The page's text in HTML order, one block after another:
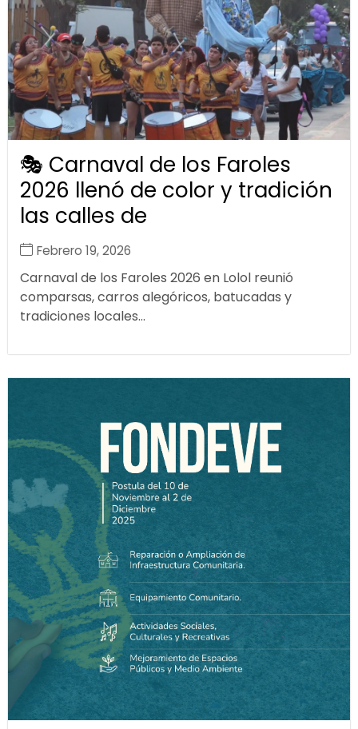
🎭 Carnaval de los Faroles
2026 llenó de color y tradición
las calles de
Febrero 19, 2026
Carnaval de los Faroles 2026 en Lolol reunió
comparsas, carros alegóricos, batucadas y
tradiciones locales...